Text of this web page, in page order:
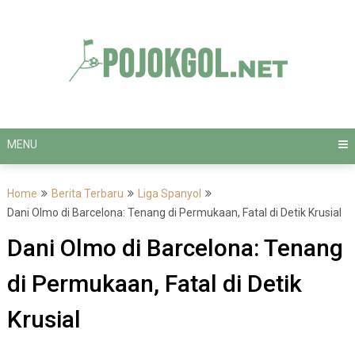
MENU
Home Berita Terbaru
Liga Spanyol
Dani Olmo di Barcelona: Tenang di Permukaan, Fatal di Detik Krusial
Dani Olmo di Barcelona: Tenang
di Permukaan, Fatal di Detik
Krusial